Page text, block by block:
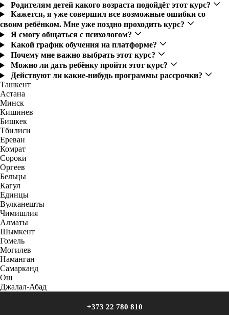
Родителям детей какого возраста подойдёт этот курс?
Кажется, я уже совершил все возможные ошибки со
своим ребёнком. Мне уже поздно проходить курс?
Я смогу общаться с психологом?
Какой график обучения на платформе?
Почему мне важно выбрать этот курс?
Можно ли дать ребёнку пройти этот курс?
Действуют ли какие-нибудь программы рассрочки?
Ташкент
Астана
Минск
Кишинев
Бишкек
Тбилиси
Ереван
Комрат
Сороки
Оргеев
Бельцы
Кагул
Единцы
Вулканешты
Чимишлия
Алматы
Шымкент
Гомель
Могилев
Наманган
Самарканд
Ош
Джалал-Абад
+373 22 780 810